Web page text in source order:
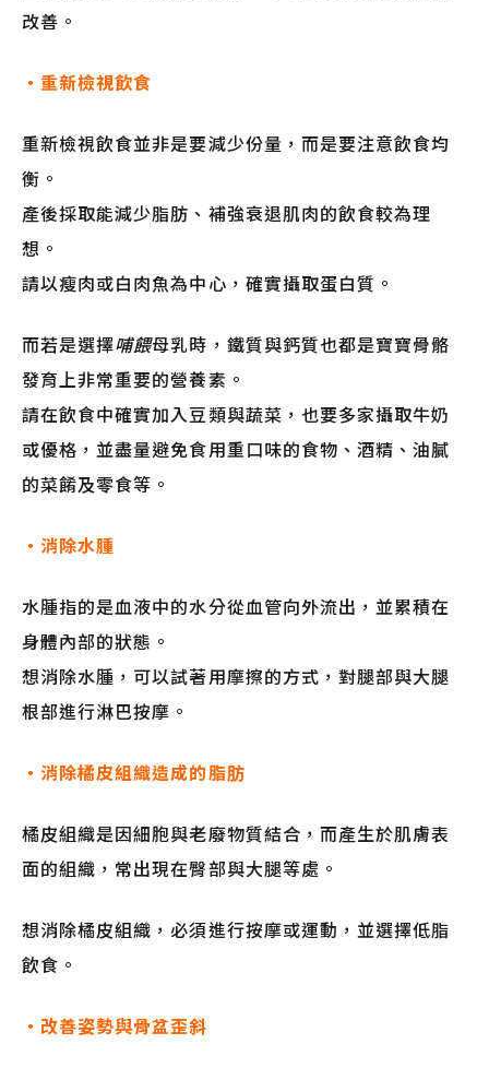
改善。
・重新檢視飲食
重新檢視飲食並非是要減少份量，而是要注意飲食均
衡。
產後採取能減少脂肪、補強衰退肌肉的飲食較為理
想。
請以瘦肉或白肉魚為中心，確實攝取蛋白質。
而若是選擇哺餵母乳時，鐵質與鈣質也都是寶寶骨骼
發育上非常重要的營養素。
請在飲食中確實加入豆類與蔬菜，也要多家攝取牛奶
或優格，並盡量避免食用重口味的食物、酒精、油膩
的菜餚及零食等。
・消除水腫
水腫指的是血液中的水分從血管向外流出，並累積在
身體內部的狀態。
想消除水腫，可以試著用摩擦的方式，對腿部與大腿
根部進行淋巴按摩。
・消除橘皮組織造成的脂肪
橘皮組織是因細胞與老廢物質結合，而產生於肌膚表
面的組織，常出現在臀部與大腿等處。
想消除橘皮組織，必須進行按摩或運動，並選擇低脂
飲食。
・改善姿勢與骨盆歪斜